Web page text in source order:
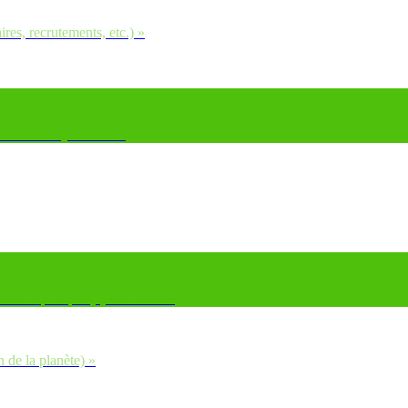
recrutements, etc.) »
de la planète) »